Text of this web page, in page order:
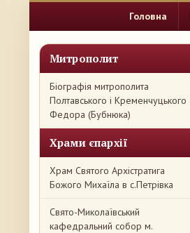
Головна
Митрополит
Біографія митрополита
Полтавського і Кременчуцького
Федора (Бубнюка)
Храми єпархії
Храм Святого Архістратига
Божого Михаїла в с.Петрівка
Свято-Миколаївський
кафедральний собор м.